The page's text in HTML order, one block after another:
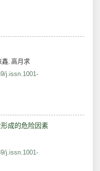
鑫, 高月求
j.issn.1001-
成的危险因素
j.issn.1001-